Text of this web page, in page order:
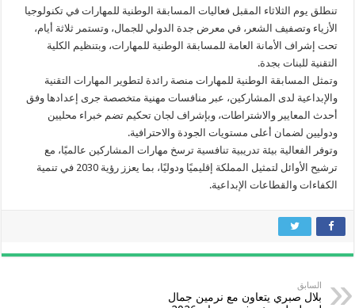
تنطلق يوم الثلاثاء المقبل فعاليات المسابقة الوطنية للمهارات في تكنولوجيا
الأزياء وتصفيف الشعر، في معرض جدة الدولي للجمال، وتستمر ثلاثة أيام،
تحت إشراف الأمانة العامة للمسابقة الوطنية للمهارات، وبتنظيم الكلية
التقنية للبنات بجدة.
وتمثل المسابقة الوطنية للمهارات منصة رائدة لتطوير المهارات التقنية
والإبداعية لدى المشاركين، عبر منافسات مهنية متخصصة جرى إعدادها وفق
أحدث المعايير والاشتراطات، وبإشراف لجان تحكيم تضم خبراء محليين
ودوليين لضمان أعلى مستويات الجودة والاحترافية.
وتوفر الفعالية بيئة تدريبية تنافسية ترسخ مهارات المشاركين عالميًا، مع
ترشيح الأوائل لتمثيل المملكة إقليميًا ودوليًا، بما يعزز رؤية 2030 في تنمية
الكفاءات والقطاعات الإبداعية.
السابق
بلال صبري يتعاون مع نرمين جمال